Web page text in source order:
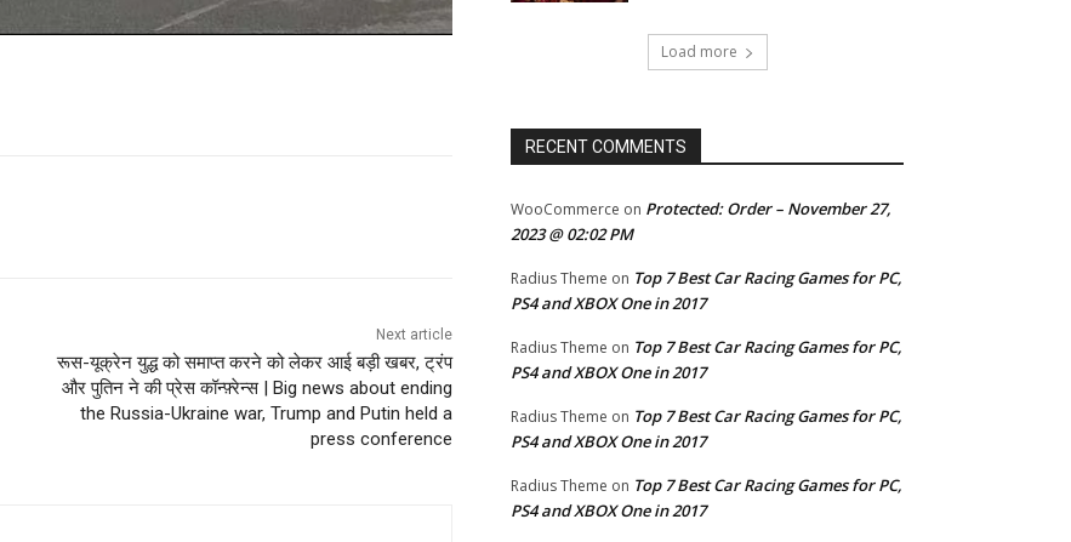
Next article
रूस-यूक्रेन युद्ध को समाप्त करने को लेकर आई बड़ी खबर, ट्रंप
और पुतिन ने की प्रेस कॉन्फ़्रेन्स | Big news about ending
the Russia-Ukraine war, Trump and Putin held a
press conference
Load more
RECENT COMMENTS
WooCommerce on Protected: Order – November 27,
2023 @ 02:02 PM
Radius Theme on Top 7 Best Car Racing Games for PC,
PS4 and XBOX One in 2017
Radius Theme on Top 7 Best Car Racing Games for PC,
PS4 and XBOX One in 2017
Radius Theme on Top 7 Best Car Racing Games for PC,
PS4 and XBOX One in 2017
Radius Theme on Top 7 Best Car Racing Games for PC,
PS4 and XBOX One in 2017